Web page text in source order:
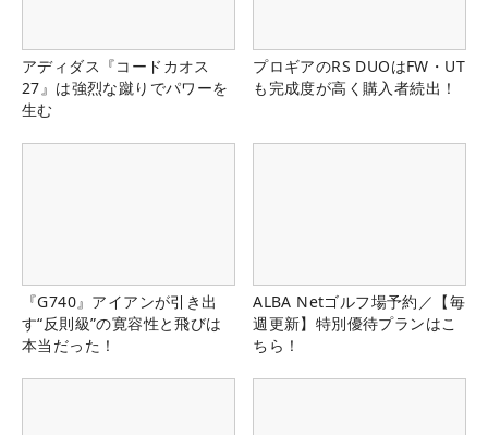
アディダス『コードカオス
27』は強烈な蹴りでパワーを
生む
プロギアのRS DUOはFW・UT
も完成度が高く購入者続出！
『G740』アイアンが引き出
す“反則級”の寛容性と飛びは
本当だった！
ALBA Netゴルフ場予約／【毎
週更新】特別優待プランはこ
ちら！